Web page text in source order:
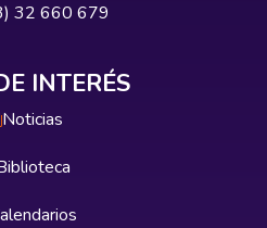
32 660 679
INTERÉS
Noticias